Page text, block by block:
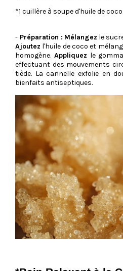
*1 cuillère à soupe d'huile de coco.
- Préparation : Mélangez le
Ajoutez l'huile de coco et
homogène. Appliquez le
effectuant des mouvements
tiède. La cannelle exfolie en
bienfaits antiseptiques.